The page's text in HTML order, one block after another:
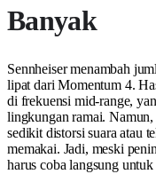
Banyak
Sennheiser menambah
lipat dari Momentum 4.
di frekuensi mid-range,
lingkungan ramai.
sedikit distorsi suara atau
memakai. Jadi, meski
harus coba langsung